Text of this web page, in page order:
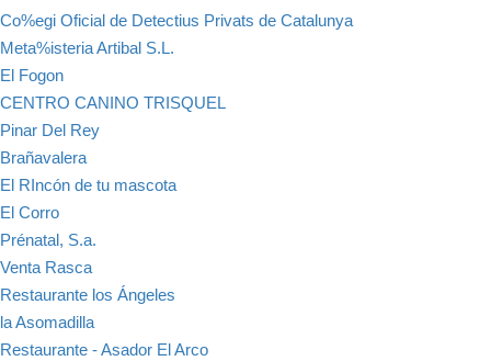
Co%egi Oficial de Detectius Privats de Catalunya
Meta%isteria Artibal S.L.
El Fogon
CENTRO CANINO TRISQUEL
Pinar Del Rey
Brañavalera
El RIncón de tu mascota
El Corro
Prénatal, S.a.
Venta Rasca
Restaurante los Ángeles
la Asomadilla
Restaurante - Asador El Arco